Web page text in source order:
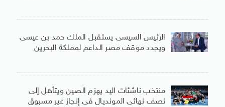
الرئيس السيسى يستقبل الملك حمد بن عيسى
ويجدد موقف مصر الداعم لمملكة البحرين
منتخب ناشئات اليد يهزم الصين ويتأهل إلى
نصف نهائى المونديال فى إنجاز غير مسبوق